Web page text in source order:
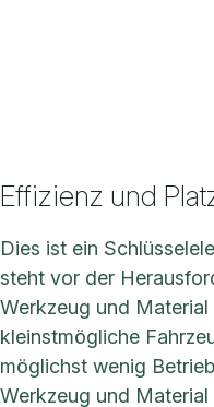
Effizienz und
Dies ist ein
steht vor der
Werkzeug und
kleinstmögliche
möglichst wenig
Werkzeug und